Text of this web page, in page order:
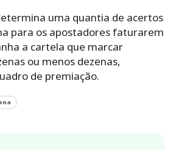
uma quantia de acertos
para os apostadores faturarem
a cartela que marcar
ou menos dezenas,
de premiação.